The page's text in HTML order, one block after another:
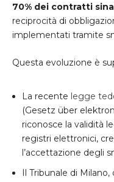
70% dei contratti
reciprocità di
implementati tramite
Questa evoluzione è
La recente legge
(Gesetz über
riconosce la validità
registri elettronici,
l’accettazione degli
Il Tribunale di Milano,